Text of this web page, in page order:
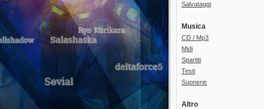
Salvataggi
Musica
CD / Mp3
Midi
Spartiti
Testi
Suonerie
Altro